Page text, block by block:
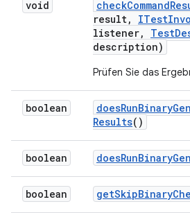
void checkCommand
result, ITest
listener, Test
description)
Prüfen Sie das
boolean doesRunBinary
Results()
boolean doesRunBinary
boolean getSkipBinary